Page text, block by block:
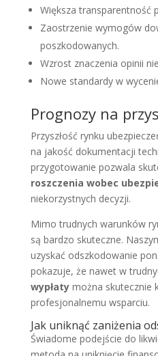
Większa transparentność
Zaostrzenie wymogów
poszkodowanych.
Wzrost znaczenia opinii
Nowe standardy w
Prognozy na
Przyszłość rynku
na jakość dokumentacji
przygotowanie pozwala
roszczenia wobec
niekorzystnych decyzji.
Mimo trudnych warunków
są bardzo skuteczne.
uzyskać odszkodowanie
pokazuje, że nawet w
wypłatymożna skutecznie
profesjonalnemu wsparciu.
Jak uniknąć zaniżenia
Świadome podejście do